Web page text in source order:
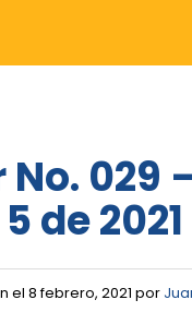
029
de 2021
el 8 febrero, 2021 por